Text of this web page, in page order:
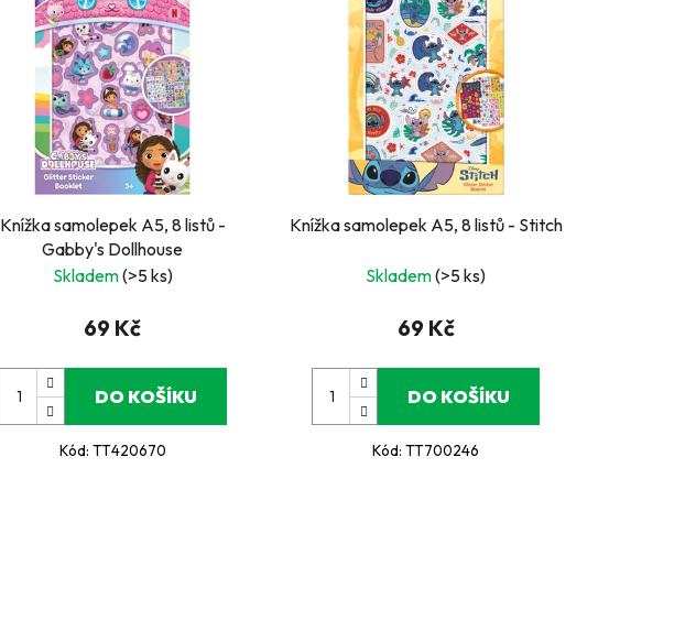
Knížka samolepek A5, 8 listů -
Gabby's Dollhouse
Skladem(>5 ks)
69 Kč
DO KOŠÍKU
Kód: TT420670
Knížka samolepek A5, 8 listů - Stitch
Skladem(>5 ks)
69 Kč
DO KOŠÍKU
Kód:TT700246